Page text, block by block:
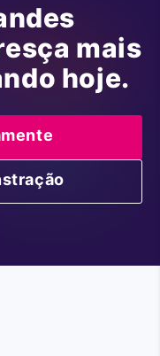
mais
hoje.